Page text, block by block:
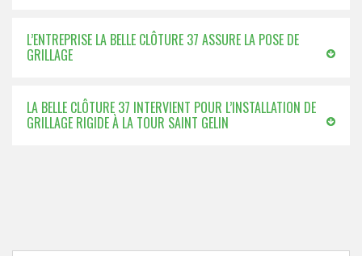
L’ENTREPRISE LA BELLE CLÔTURE 37 ASSURE LA POSE DE
GRILLAGE
LA BELLE CLÔTURE 37 INTERVIENT POUR L’INSTALLATION DE
GRILLAGE RIGIDE À LA TOUR SAINT GELIN